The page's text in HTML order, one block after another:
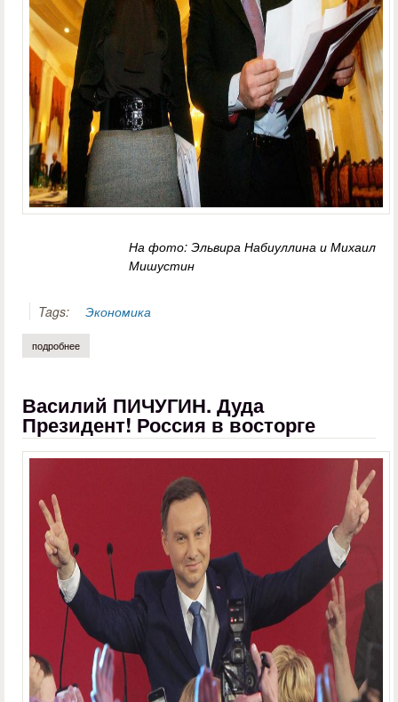
На фото: Эльвира Набиуллина и Михаил
Мишустин
Tags: Экономика
подробнее
Василий ПИЧУГИН. Дуда
Президент! Россия в восторге